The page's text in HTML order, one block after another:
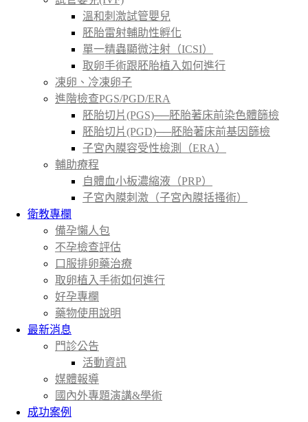
溫和刺激試管嬰兒
胚胎雷射輔助性孵化
單一精蟲顯微注射（ICSI）
取卵手術跟胚胎植入如何進行
凍卵、冷凍卵子
進階檢查PGS/PGD/ERA
胚胎切片(PGS)──胚胎著床前染色體篩檢
胚胎切片(PGD)──胚胎著床前基因篩檢
子宮內膜容受性檢測（ERA）
輔助療程
自體血小板濃縮液（PRP）
子宮內膜刺激（子宮內膜括搔術）
衛教專欄
備孕懶人包
不孕檢查評估
口服排卵藥治療
取卵植入手術如何進行
好孕專欄
藥物使用說明
最新消息
門診公告
活動資訊
媒體報導
國內外專題演講&學術
成功案例